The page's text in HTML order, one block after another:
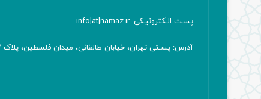
پسـت الـکترونیـکی: info[at]namaz.ir
آدرس: پسـتی تهران، خیابان طالقانی، میدان فلسطین، پلاک 387 کدپستی: ۱۴۱۶۷۱۳۸۱۱